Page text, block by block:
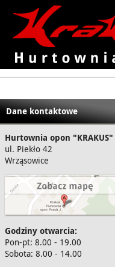
KRAKUS - hurtownia opon
Dane kontaktowe
Hurtownia opon "KRAKUS"
ul. Piekło 42
Wrząsowice
Godziny otwarcia:
Pon-pt: 8.00 - 19.00
Sobota: 8.00 - 14.00